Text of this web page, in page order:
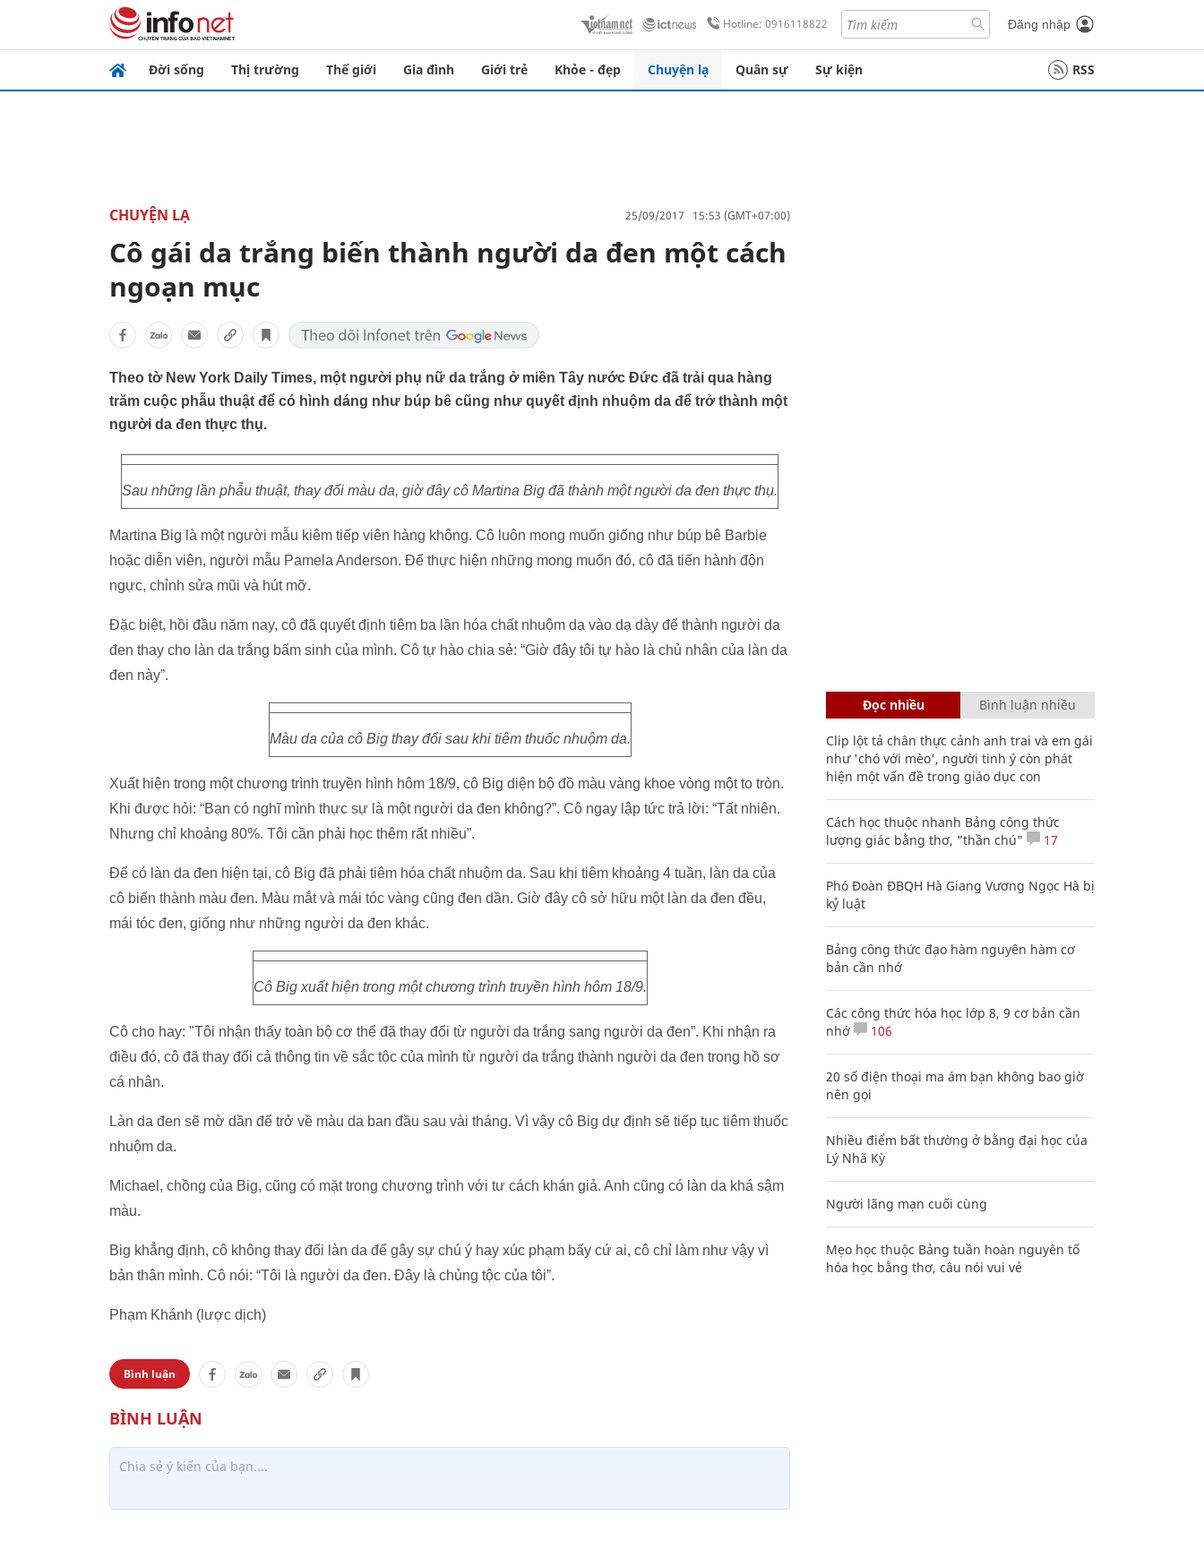
Hotline: 0916118822 Đăng nhập
Đời sống Thị trường Thế giới Gia đình Giới trẻ Khỏe - đẹp Chuyện lạ Quân sự Sự kiện RSS
CHUYỆN LẠ 25/09/2017 15:53 (GMT+07:00)
Cô gái da trắng biến thành người da đen một cách
ngoạn mục
Theo tờ New York Daily Times, một người phụ nữ da trắng ở miền Tây nước Đức đã trải qua hàng
trăm cuộc phẫu thuật để có hình dáng như búp bê cũng như quyết định nhuộm da để trở thành một
người da đen thực thụ.
Sau những lần phẫu thuật, thay đổi màu da, giờ đây cô Martina Big đã thành một người da đen thực thụ.
Martina Big là một người mẫu kiêm tiếp viên hàng không. Cô luôn mong muốn giống như búp bê Barbie
hoặc diễn viên, người mẫu Pamela Anderson. Để thực hiện những mong muốn đó, cô đã tiến hành độn
ngực, chỉnh sửa mũi và hút mỡ.
Đặc biệt, hồi đầu năm nay, cô đã quyết định tiêm ba lần hóa chất nhuộm da vào dạ dày để thành người da
đen thay cho làn da trắng bẩm sinh của mình. Cô tự hào chia sẻ: “Giờ đây tôi tự hào là chủ nhân của làn da
đen này”.
Màu da của cô Big thay đổi sau khi tiêm thuốc nhuộm da.
Xuất hiện trong một chương trình truyền hình hôm 18/9, cô Big diện bộ đồ màu vàng khoe vòng một to tròn.
Khi được hỏi: “Bạn có nghĩ mình thực sự là một người da đen không?”. Cô ngay lập tức trả lời: “Tất nhiên.
Nhưng chỉ khoảng 80%. Tôi cần phải học thêm rất nhiều”.
Để có làn da đen hiện tại, cô Big đã phải tiêm hóa chất nhuộm da. Sau khi tiêm khoảng 4 tuần, làn da của
cô biến thành màu đen. Màu mắt và mái tóc vàng cũng đen dần. Giờ đây cô sở hữu một làn da đen đều,
mái tóc đen, giống như những người da đen khác.
Cô Big xuất hiện trong một chương trình truyền hình hôm 18/9.
Cô cho hay: "Tôi nhận thấy toàn bộ cơ thể đã thay đổi từ người da trắng sang người da đen”. Khi nhận ra
điều đó, cô đã thay đổi cả thông tin về sắc tộc của mình từ người da trắng thành người da đen trong hồ sơ
cá nhân.
Làn da đen sẽ mờ dần để trở về màu da ban đầu sau vài tháng. Vì vậy cô Big dự định sẽ tiếp tục tiêm thuốc
nhuộm da.
Michael, chồng của Big, cũng có mặt trong chương trình với tư cách khán giả. Anh cũng có làn da khá sậm
màu.
Big khẳng định, cô không thay đổi làn da để gây sự chú ý hay xúc phạm bấy cứ ai, cô chỉ làm như vậy vì
bản thân mình. Cô nói: “Tôi là người da đen. Đây là chủng tộc của tôi”.
Phạm Khánh (lược dịch)
Bình luận
Đọc nhiều Bình luận nhiều
Clip lột tả chân thực cảnh anh trai và em gái
như 'chó với mèo', người tinh ý còn phát
hiện một vấn đề trong giáo dục con
Cách học thuộc nhanh Bảng công thức
lượng giác bằng thơ, "thần chú"
17
Phó Đoàn ĐBQH Hà Giang Vương Ngọc Hà bị
kỷ luật
Bảng công thức đạo hàm nguyên hàm cơ
bản cần nhớ
Các công thức hóa học lớp 8, 9 cơ bản cần
nhớ
106
20 số điện thoại ma ám bạn không bao giờ
nên gọi
Nhiều điểm bất thường ở bằng đại học của
Lý Nhã Kỳ
Người lãng mạn cuối cùng
Mẹo học thuộc Bảng tuần hoàn nguyên tố
hóa học bằng thơ, câu nói vui vẻ